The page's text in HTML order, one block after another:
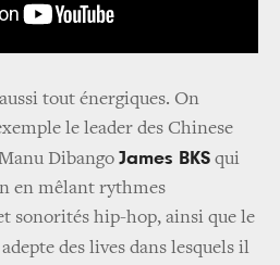
tout énergiques. On
le leader des Chinese
Dibango James BKS qui
en mêlant rythmes
sonorités hip-hop, ainsi que le
adepte des lives dans lesquels il